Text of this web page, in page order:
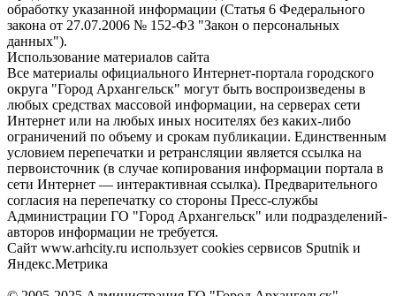
обработку указанной информации (Статья 6 Федерального
закона от 27.07.2006 № 152-ФЗ "Закон о персональных
данных").
Использование материалов сайта
Все материалы официального Интернет-портала городского
округа "Город Архангельск" могут быть воспроизведены в
любых средствах массовой информации, на серверах сети
Интернет или на любых иных носителях без каких-либо
ограничений по объему и срокам публикации. Единственным
условием перепечатки и ретрансляции является ссылка на
первоисточник (в случае копирования информации портала в
сети Интернет — интерактивная ссылка). Предварительного
согласия на перепечатку со стороны Пресс-службы
Администрации ГО "Город Архангельск" или подразделений-
авторов информации не требуется.
Сайт www.arhcity.ru использует cookies сервисов Sputnik и
Яндекс.Метрика